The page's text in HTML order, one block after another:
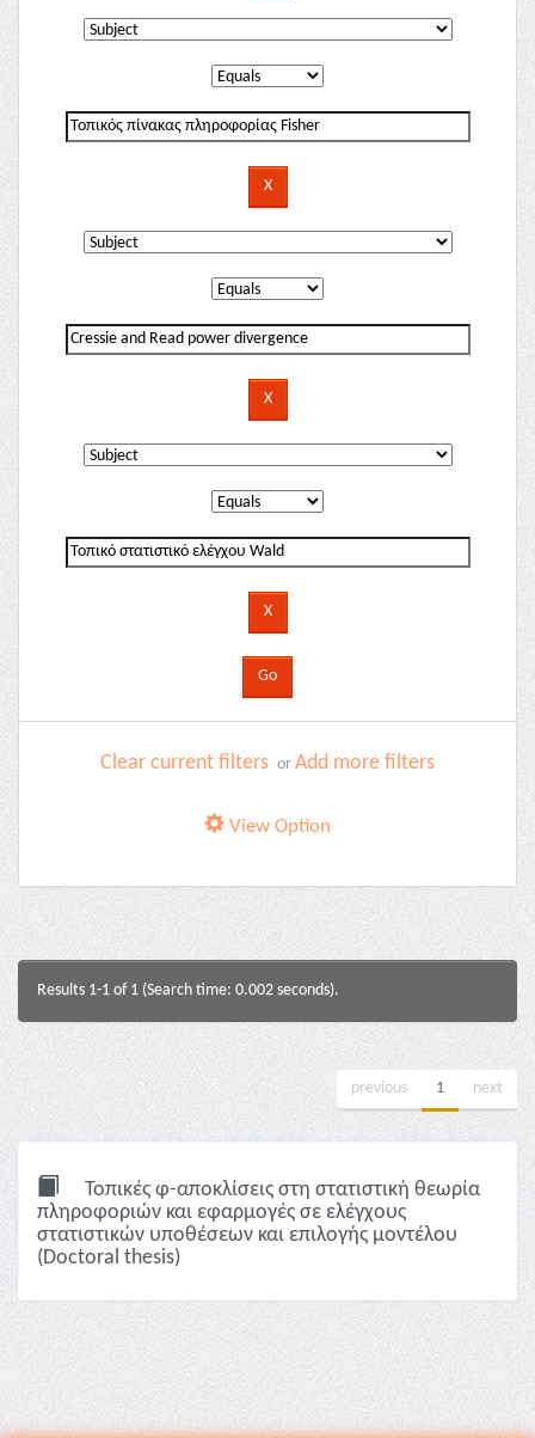
Clear current filters or Add more filters
View Option
Results 1-1 of 1 (Search time: 0.002 seconds).
previous 1 next
Τοπικές φ-αποκλίσεις στη στατιστική θεωρία
πληροφοριών και εφαρμογές σε ελέγχους
στατιστικών υποθέσεων και επιλογής μοντέλου
(Doctoral thesis)